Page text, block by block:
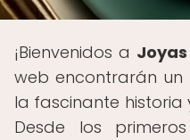
¡Bienvenidos a
web encontrarán
la fascinante historia
Desde los